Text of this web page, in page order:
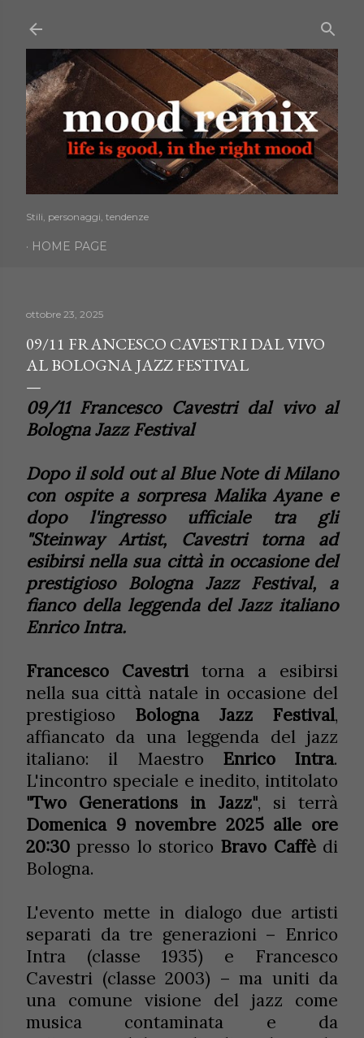
Stili, personaggi, tendenze
HOME PAGE
ottobre 23, 2025
09/11 FRANCESCO CAVESTRI DAL VIVO
AL BOLOGNA JAZZ FESTIVAL
09/11 Francesco Cavestri dal vivo al
Bologna Jazz Festival
Dopo il sold out al Blue Note di Milano
con ospite a sorpresa Malika Ayane e
dopo l'ingresso ufficiale tra gli
"Steinway Artist, Cavestri torna ad
esibirsi nella sua città in occasione del
prestigioso Bologna Jazz Festival, a
fianco della leggenda del Jazz italiano
Enrico Intra.
Francesco Cavestritorna a esibirsi
nella sua città natale in occasione del
prestigioso Bologna Jazz Festival,
affiancato da una leggenda del jazz
italiano: il Maestro Enrico Intra.
L'incontro speciale e inedito, intitolato
"Two Generations in Jazz", si terrà
Domenica 9 novembre 2025 alle ore
20:30 presso lo storico Bravo Caffèdi
Bologna.
L'evento mette in dialogo due artisti
separati da tre generazioni – Enrico
Intra (classe 1935) e Francesco
Cavestri (classe 2003) – ma uniti da
una comune visione del jazz come
musica contaminata e da